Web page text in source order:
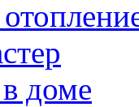
доме